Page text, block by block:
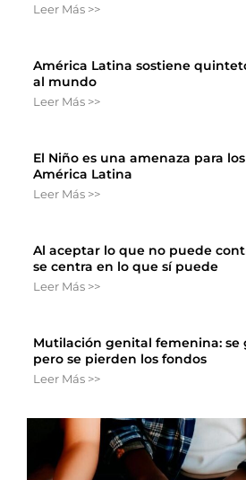
Leer Más >>
América Latina sostiene
al mundo
Leer Más >>
El Niño es una amenaza para
América Latina
Leer Más >>
Al aceptar lo que no puede
se centra en lo que sí puede
Leer Más >>
Mutilación genital femenina: se
pero se pierden los fondos
Leer Más >>